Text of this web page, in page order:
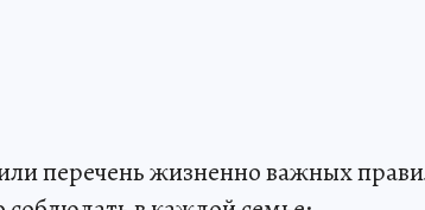
перечень жизненно важных